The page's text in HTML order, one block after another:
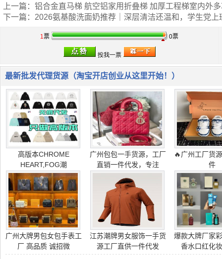
上一篇： 铝合金直马梯 航空铝家用折叠梯 加厚工程梯室内外
下一篇： 2026氨基酸洗面奶推荐｜深层清洁还温和，学生党上
1票 0票
最新批发代理货源（淘宝开店创业从这里开始！）
高版本CHROME
HEART,FOG潮
广州包包一手货源，工厂
直销一件代发，专注
🔥广州工厂货
件
广州大牌男包女包手表工
厂 高品质 诚招微
江苏潮牌男女服饰一手货
源工厂直供一件代发
爆款大牌厂家
香水口红化